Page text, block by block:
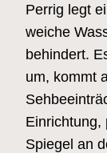
Perrig legt
weiche
behindert.
um, kommt
Einrichtung,
Spiegel an